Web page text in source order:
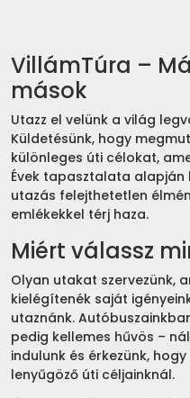
VillámTúra –
mások
Utazz el velünk a világ
Küldetésünk, hogy
különleges úti célokat,
Évek tapasztalata alapján
utazás felejthetetlen
emlékekkel térj haza.
Miért válassz
Olyan utakat szervezünk,
kielégítenék saját
utaznánk.
pedig kellemes hűvös –
indulunk és érkezünk,
lenyűgöző úti céljainknál.